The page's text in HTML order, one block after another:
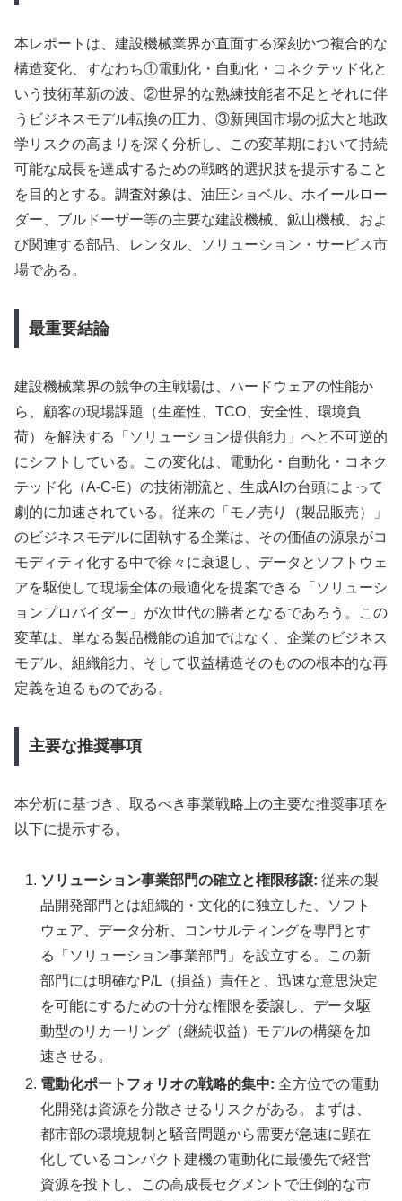
本レポートは、建設機械業界が直面する深刻かつ複合的な
構造変化、すなわち①電動化・自動化・コネクテッド化と
いう技術革新の波、②世界的な熟練技能者不足とそれに伴
うビジネスモデル転換の圧力、③新興国市場の拡大と地政
学リスクの高まりを深く分析し、この変革期において持続
可能な成長を達成するための戦略的選択肢を提示すること
を目的とする。調査対象は、油圧ショベル、ホイールロー
ダー、ブルドーザー等の主要な建設機械、鉱山機械、およ
び関連する部品、レンタル、ソリューション・サービス市
場である。
最重要結論
建設機械業界の競争の主戦場は、ハードウェアの性能か
ら、顧客の現場課題（生産性、TCO、安全性、環境負
荷）を解決する「ソリューション提供能力」へと不可逆的
にシフトしている。この変化は、電動化・自動化・コネク
テッド化（A-C-E）の技術潮流と、生成AIの台頭によって
劇的に加速されている。従来の「モノ売り（製品販売）」
のビジネスモデルに固執する企業は、その価値の源泉がコ
モディティ化する中で徐々に衰退し、データとソフトウェ
アを駆使して現場全体の最適化を提案できる「ソリューシ
ョンプロバイダー」が次世代の勝者となるであろう。この
変革は、単なる製品機能の追加ではなく、企業のビジネス
モデル、組織能力、そして収益構造そのものの根本的な再
定義を迫るものである。
主要な推奨事項
本分析に基づき、取るべき事業戦略上の主要な推奨事項を
以下に提示する。
ソリューション事業部門の確立と権限移譲: 従来の製
品開発部門とは組織的・文化的に独立した、ソフト
ウェア、データ分析、コンサルティングを専門とす
る「ソリューション事業部門」を設立する。この新
部門には明確なP/L（損益）責任と、迅速な意思決定
を可能にするための十分な権限を委譲し、データ駆
動型のリカーリング（継続収益）モデルの構築を加
速させる。
電動化ポートフォリオの戦略的集中: 全方位での電動
化開発は資源を分散させるリスクがある。まずは、
都市部の環境規制と騒音問題から需要が急速に顕在
化しているコンパクト建機の電動化に最優先で経営
資源を投下し、この高成長セグメントで圧倒的な市